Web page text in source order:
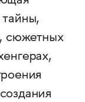
сюжетных